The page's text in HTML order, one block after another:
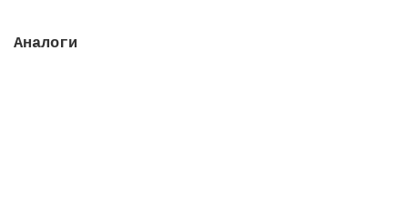
Аналоги